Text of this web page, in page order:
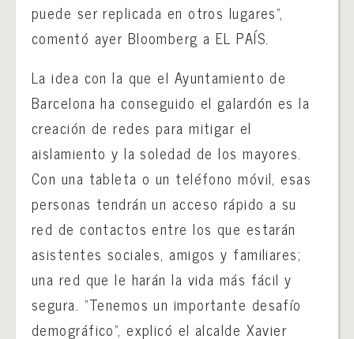
puede ser replicada en otros lugares”,
comentó ayer Bloomberg a EL PAÍS.
La idea con la que el Ayuntamiento de
Barcelona ha conseguido el galardón es la
creación de redes para mitigar el
aislamiento y la soledad de los mayores.
Con una tableta o un teléfono móvil, esas
personas tendrán un acceso rápido a su
red de contactos entre los que estarán
asistentes sociales, amigos y familiares;
una red que le harán la vida más fácil y
segura. “Tenemos un importante desafío
demográfico”, explicó el alcalde Xavier